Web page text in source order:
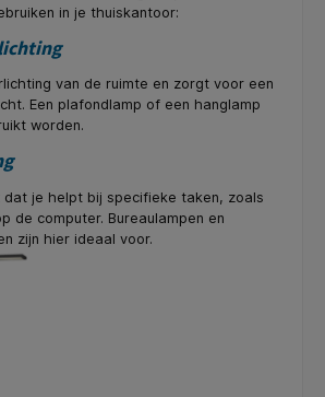
in je thuiskantoor:
van de ruimte en zorgt voor een
Een plafondlamp of een hanglamp
worden.
je helpt bij specifieke taken, zoals
de computer. Bureaulampen en
zijn hier ideaal voor.